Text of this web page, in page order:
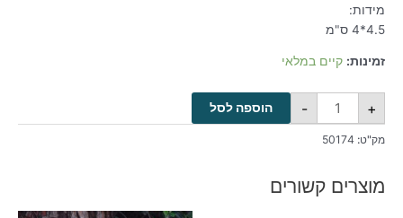
מידות:
4.5*4 ס"מ
זמינות: קיים במלאי
- + הוספה לסל
מק"ט: 50174
מוצרים קשורים